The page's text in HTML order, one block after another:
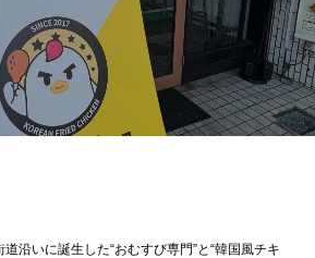
沿いに誕生した“おむすび専門”と“韓国風チキ